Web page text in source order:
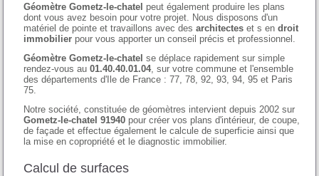
Géomètre Gometz-le-chatel peut également produire les plans
dont vous avez besoin pour votre projet. Nous disposons d'un
matériel de pointe et travaillons avec desarchitectes et s endroit
immobilier pour vous apporter un conseil précis et professionnel.
Géomètre Gometz-le-chatel se déplace rapidement sur simple
rendez-vous au01.40.40.01.04, sur votre commune et l'ensemble
des départements d'Ile de France : 77, 78, 92, 93, 94, 95 et Paris
75.
Notre société, constituée de géomètres intervient depuis 2002 sur
Gometz-le-chatel 91940 pour créer vos plans d'intérieur, de coupe,
de façade et effectue également le calcule de superficie ainsi que
la mise en copropriété et le diagnostic immobilier.
Calcul de surfaces